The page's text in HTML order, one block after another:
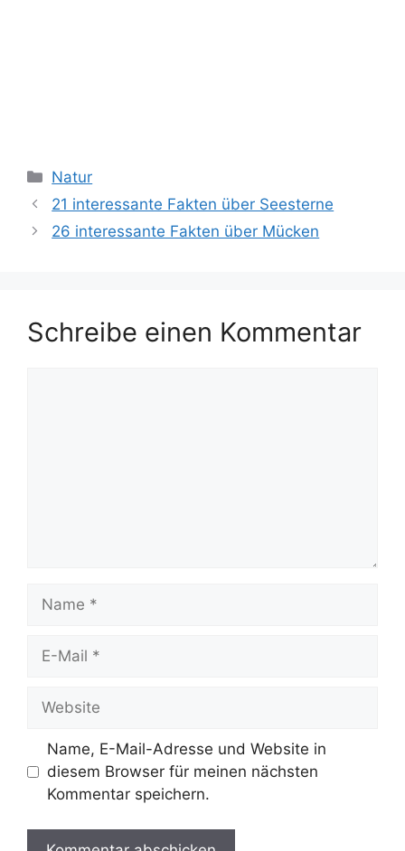
Kategorien
Natur
21 interessante Fakten über Seesterne
26 interessante Fakten über Mücken
Schreibe einen Kommentar
Name
Website
Name, E-Mail-Adresse und Website in
diesem Browser für meinen nächsten
Kommentar speichern.